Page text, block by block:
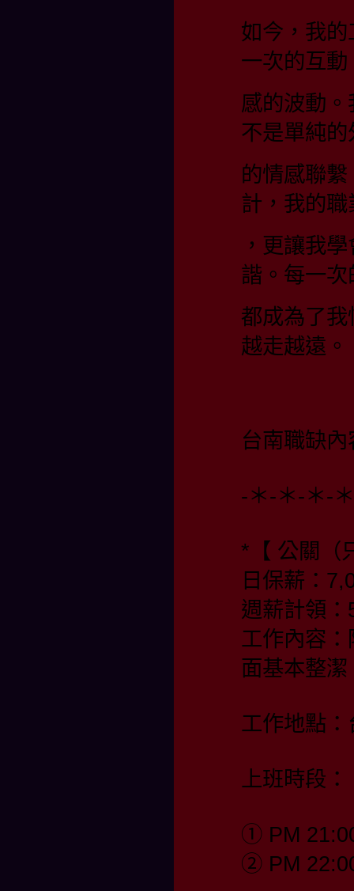
如今，我
一次的互
感的波動
不是單純
的情感聯
計，我的
，更讓我
諧。每一
都成為了
越走越遠。
台南職缺內
-＊-＊-＊-
*【 公關（
日保薪：
週薪計領
工作內容
面基本整潔
工作地點
上班時段：
① PM
② PM